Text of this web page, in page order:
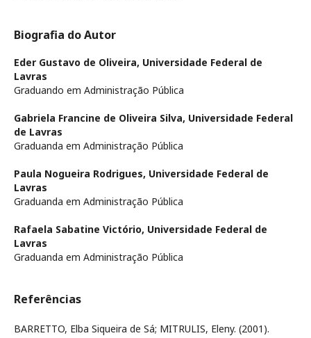
Biografia do Autor
Eder Gustavo de Oliveira, Universidade Federal de
Lavras
Graduando em Administração Pública
Gabriela Francine de Oliveira Silva, Universidade Federal
de Lavras
Graduanda em Administração Pública
Paula Nogueira Rodrigues, Universidade Federal de
Lavras
Graduanda em Administração Pública
Rafaela Sabatine Victório, Universidade Federal de
Lavras
Graduanda em Administração Pública
Referências
BARRETTO, Elba Siqueira de Sá; MITRULIS, Eleny. (2001).